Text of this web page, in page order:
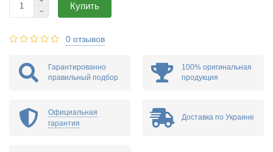
Купить
0 отзывов
Гарантированно
правильный подбор
100% оригинальная
продукция
Официальная
гарантия
Доставка по Украине